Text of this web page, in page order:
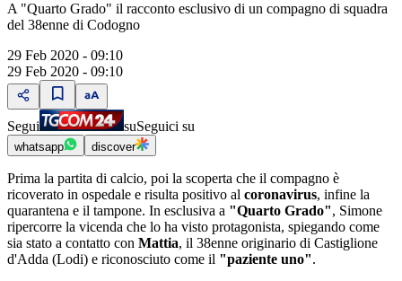
A "Quarto Grado" il racconto esclusivo di un compagno di squadra
del 38enne di Codogno
29 Feb 2020 - 09:10
29 Feb 2020 - 09:10
Segui suSeguici su
whatsapp discover
Prima la partita di calcio, poi la scoperta che il compagno è
ricoverato in ospedale e risulta positivo al coronavirus, infine la
quarantena e il tampone. In esclusiva a "Quarto Grado", Simone
ripercorre la vicenda che lo ha visto protagonista, spiegando come
sia stato a contatto con Mattia, il 38enne originario di Castiglione
d'Adda (Lodi) e riconosciuto come il "paziente uno".